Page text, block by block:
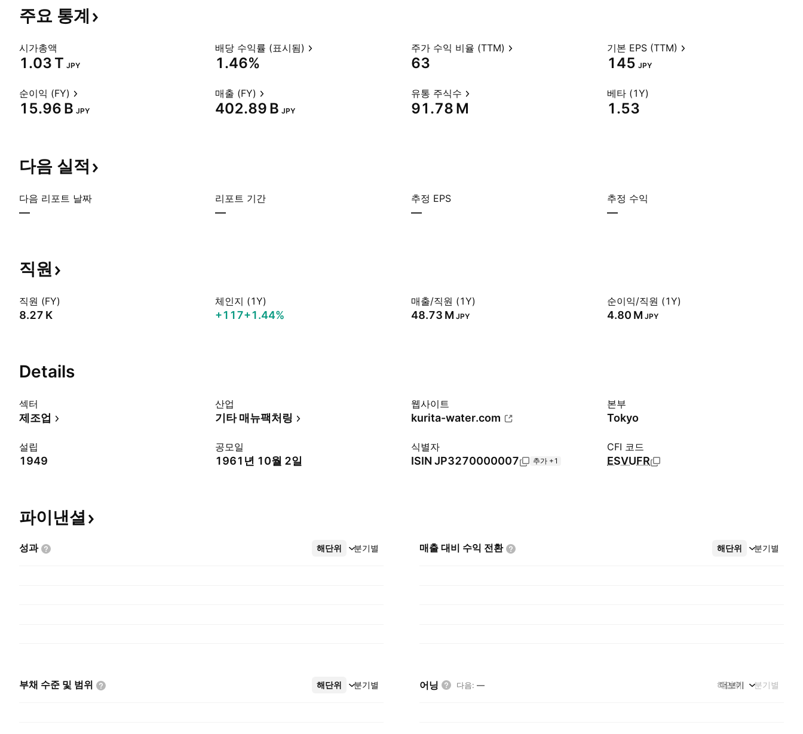
주요 통계
시가총액
‪1.03 T‬ JPY
배당 수익률 (표시됨)
1.46%
주가 수익 비율 (TTM)
63
기본 EPS (TTM)
145 JPY
순이익 (FY)
‪15.96 B‬ JPY
매출 (FY)
‪402.89 B‬ JPY
유통 주식수
‪91.78 M‬
베타 (1Y)
1.53
다음 실적
다음 리포트 날짜
—
리포트 기간
—
추정 EPS
—
추정 수익
—
직원
직원 (FY)
‪8.27 K‬
체인지 (1Y)
+117+1.44%
매출/직원 (1Y)
‪48.73 M‬ JPY
순이익/직원 (1Y)
‪4.80 M‬ JPY
Details
섹터
제조업
산업
기타 매뉴팩처링
웹사이트
kurita-water.com
본부
Tokyo
설립
1949
공모일
1961년 10월 2일
식별자
ISIN JP3270000007 추가 +1
CFI 코드
ESVUFR
파이낸셜
성과 해단위 분기별
더보기 매출 대비 수익 전환 해단위 분기별
더보기
부채 수준 및 범위 해단위 분기별
더보기 어닝 다음: — 해단위 분기별
더보기